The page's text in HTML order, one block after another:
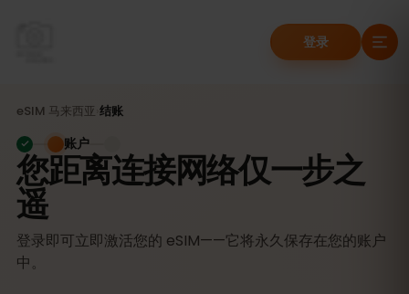
登录
eSIM 马来西亚 结账
您距离连接网络仅一步之
遥
登录即可立即激活您的 eSIM——它将永久保存在您的账户
中。
账户